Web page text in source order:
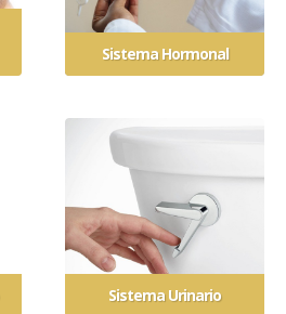
Sistema Hormonal
Sistema Urinario